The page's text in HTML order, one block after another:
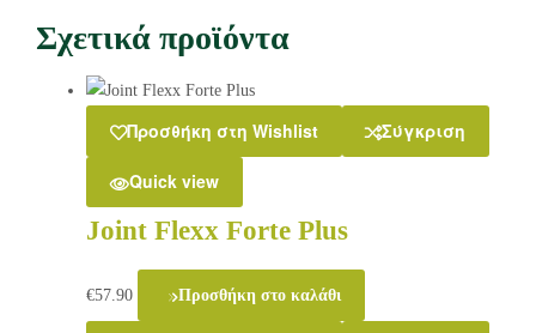
Σχετικά προϊόντα
Προσθήκη στη Wishlist Σύγκριση
Quick view
Joint Flexx Forte Plus
€57.90 Προσθήκη στο καλάθι